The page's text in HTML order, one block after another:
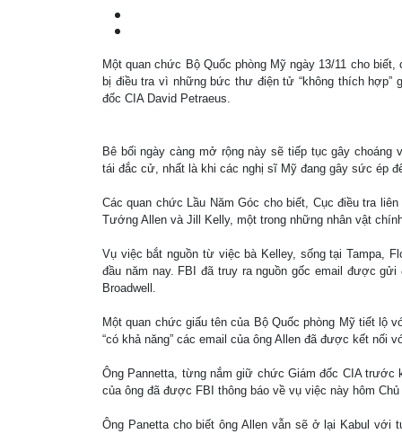
Một quan chức Bộ Quốc phòng Mỹ ngày 13/11 cho
bị điều tra vì những bức thư điện tử “không thích
đốc CIA David Petraeus.
Bê bối ngày càng mở rộng này sẽ tiếp tục gây choáng
tái đắc cử, nhất là khi các nghị sĩ Mỹ đang gây sức ép
Các quan chức Lầu Năm Góc cho biết, Cục điều tra
Tướng Allen và Jill Kelly, một trong những nhân vật
Vụ việc bắt nguồn từ việc bà Kelley, sống tại Tampa,
đầu năm nay. FBI đã truy ra nguồn gốc email được
Broadwell.
Một quan chức giấu tên của Bộ Quốc phòng Mỹ tiết lộ
“có khả năng” các email của ông Allen đã được kết nối
Ông Pannetta, từng nắm giữ chức Giám đốc CIA trước
của ông đã được FBI thông báo về vụ việc này hôm
Ông Panetta cho biết ông Allen vẫn sẽ ở lại Kabul